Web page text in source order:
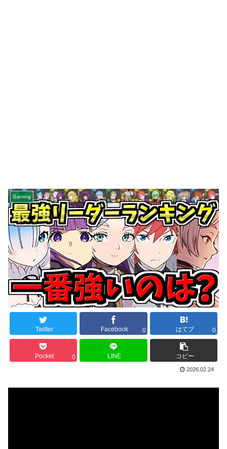
Gaming
Twitter Facebook 0 はてブ 0
Pocket 0 LINE コピー
2026.02.24